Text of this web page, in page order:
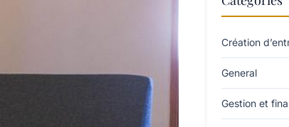
Création
General
Gestion et